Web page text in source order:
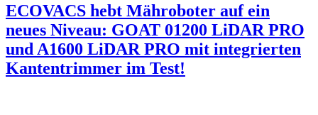
ECOVACS hebt Mähroboter auf ein
neues Niveau: GOAT 01200 LiDAR PRO
und A1600 LiDAR PRO mit integrierten
Kantentrimmer im Test!